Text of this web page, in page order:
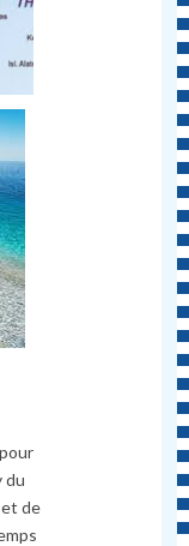
du
de